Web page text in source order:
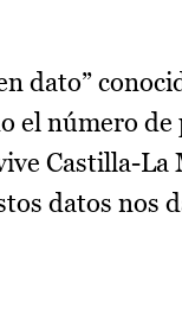
dato”
número de
Castilla-La
datos nos